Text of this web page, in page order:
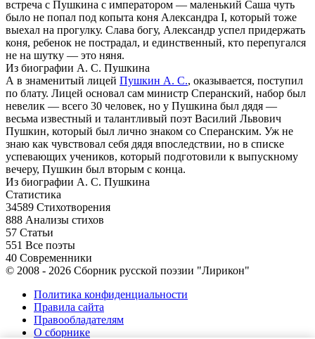
встреча с Пушкина с императором — маленький Саша чуть
было не попал под копыта коня Александра I, который тоже
выехал на прогулку. Слава богу, Александр успел придержать
коня, ребенок не пострадал, и единственный, кто перепугался
не на шутку — это няня.
Из биографии А. С. Пушкина
А в знаменитый лицей Пушкин А. С., оказывается, поступил
по блату. Лицей основал сам министр Сперанский, набор был
невелик — всего 30 человек, но у Пушкина был дядя —
весьма известный и талантливый поэт Василий Львович
Пушкин, который был лично знаком со Сперанским. Уж не
знаю как чувствовал себя дядя впоследствии, но в списке
успевающих учеников, который подготовили к выпускному
вечеру, Пушкин был вторым с конца.
Из биографии А. С. Пушкина
Статистика
34589 Стихотворения
888 Анализы стихов
57 Статьи
551 Все поэты
40 Современники
© 2008 - 2026 Сборник русской поэзии "Лирикон"
Политика конфиденциальности
Правила сайта
Правообладателям
О сборнике